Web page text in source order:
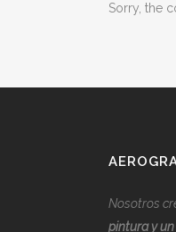
Sorry, the
Nosotros
pintura y un